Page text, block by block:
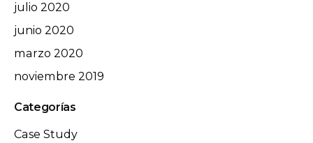
julio 2020
junio 2020
marzo 2020
noviembre 2019
Categorías
Case Study